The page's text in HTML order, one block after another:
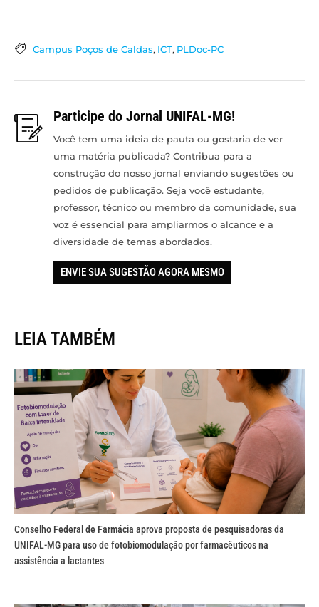
Campus Poços de Caldas, ICT, PLDoc-PC
Participe do Jornal UNIFAL-MG!
Você tem uma ideia de pauta ou gostaria de ver
uma matéria publicada? Contribua para a
construção do nosso jornal enviando sugestões ou
pedidos de publicação. Seja você estudante,
professor, técnico ou membro da comunidade, sua
voz é essencial para ampliarmos o alcance e a
diversidade de temas abordados.
ENVIE SUA SUGESTÃO AGORA MESMO
LEIA TAMBÉM
Conselho Federal de Farmácia aprova proposta de pesquisadoras da
UNIFAL-MG para uso de fotobiomodulação por farmacêuticos na
assistência a lactantes